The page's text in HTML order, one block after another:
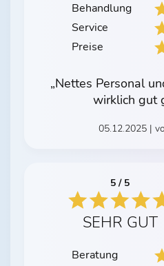
Behandlung
Service
Preise
„Nettes Personal
wirklich gut
05.12.2025 |
5 / 5
SEHR GUT
Beratung